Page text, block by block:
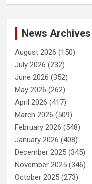
News Archives
August 2026 (150)
July 2026 (232)
June 2026 (352)
May 2026 (262)
April 2026 (417)
March 2026 (509)
February 2026 (548)
January 2026 (408)
December 2025 (345)
November 2025 (346)
October 2025 (273)